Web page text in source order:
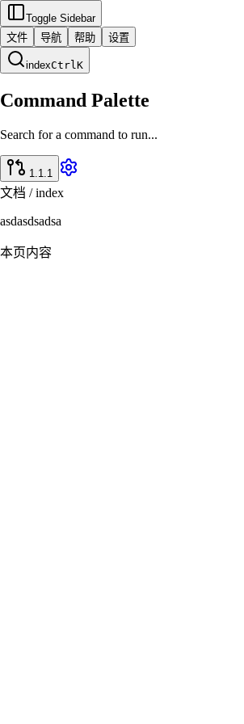
Toggle Sidebar
文件
导航 帮助 设置
indexCtrlK
Command Palette
Search for a command to run...
1.1.1
文档 / index
asdasdsadsa
本页内容